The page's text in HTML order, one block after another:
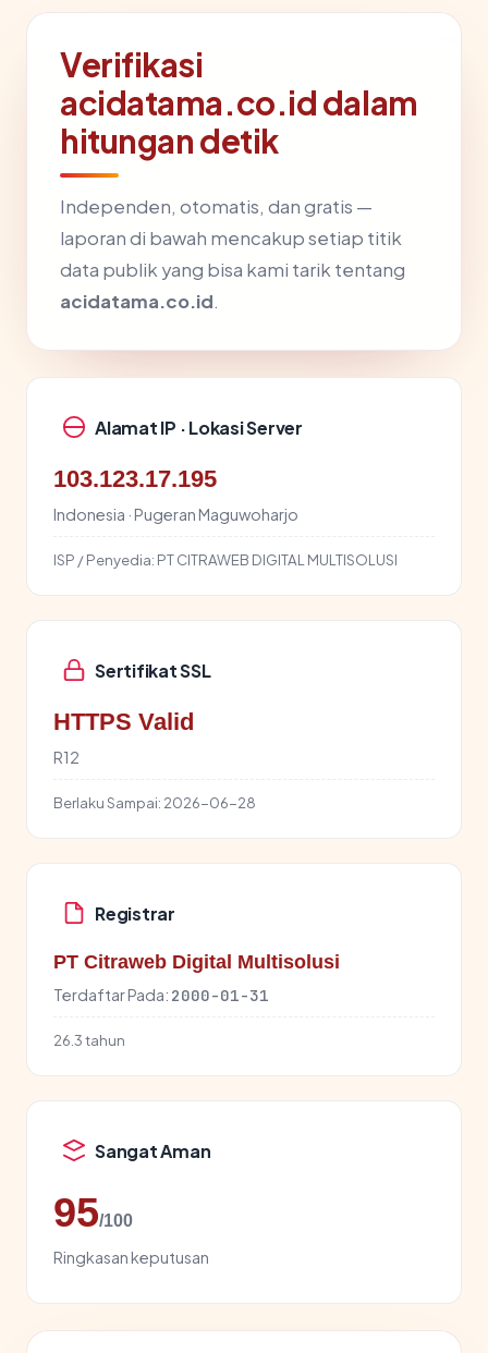
Verifikasi
acidatama.co.id dalam
hitungan detik
Independen, otomatis, dan gratis —
laporan di bawah mencakup setiap titik
data publik yang bisa kami tarik tentang
acidatama.co.id.
Alamat IP · Lokasi Server
103.123.17.195
Indonesia · Pugeran Maguwoharjo
ISP / Penyedia: PT CITRAWEB DIGITAL MULTISOLUSI
Sertifikat SSL
HTTPS Valid
R12
Berlaku Sampai: 2026-06-28
Registrar
PT Citraweb Digital Multisolusi
Terdaftar Pada: 2000-01-31
26.3 tahun
Sangat Aman
95/100
Ringkasan keputusan